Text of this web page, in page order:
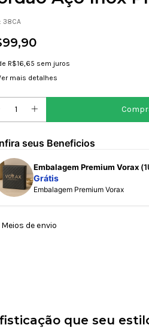
38CA
R$16,65 sem juros
mais detalhes
seus Beneficios
Embalagem Premium Vorax
Grátis
Embalagem Premium Vorax
Meios de envio
que seu